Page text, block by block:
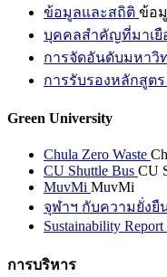
ข้อมูลและสถิติ ข้อ
บุคคลสำคัญที่มาเยื
การจัดอันดับมหาวิ
การรับรองหลักสูตร
Green University
Chula Zero Waste
CU Shuttle Bus CU
MuvMi MuvMi
จุฬาฯ กับความยั่งยื
Sustainability Report
การบริหาร